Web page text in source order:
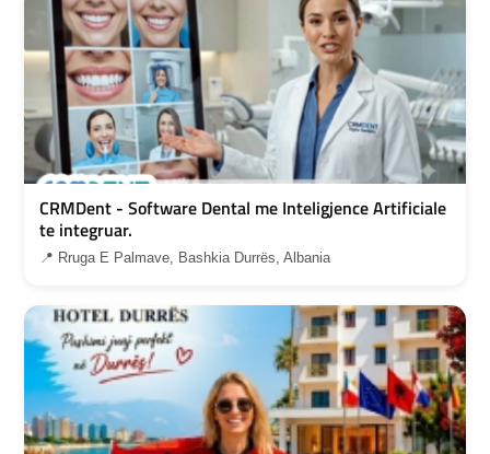
CRMDent - Software Dental me Inteligjence Artificiale
te integruar.
📍 Rruga E Palmave, Bashkia Durrës, Albania